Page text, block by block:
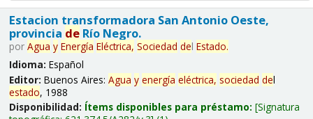
Estacion transformadora San Antonio Oeste,
provincia deRío Negro.
por Agua y Energía Eléctrica, Sociedad del Estado.
Idioma: Español
Editor: Buenos Aires: Agua y energía eléctrica, sociedad del
estado, 1988
Disponibilidad: Ítems disponibles para préstamo: Signatura